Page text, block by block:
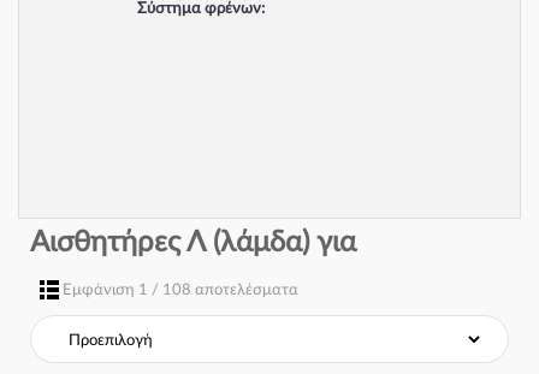
Σύστημα φρένων:
Αισθητήρες Λ (λάμδα) για
Εμφάνιση 1 / 108 αποτελέσματα